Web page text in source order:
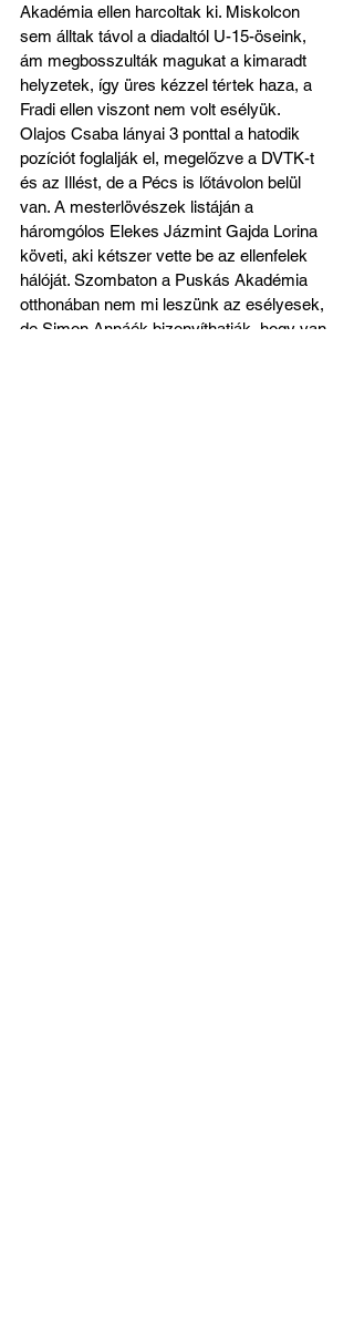
Akadémia ellen harcoltak ki. Miskolcon
sem álltak távol a diadaltól U-15-öseink,
ám megbosszulták magukat a kimaradt
helyzetek, így üres kézzel tértek haza, a
Fradi ellen viszont nem volt esélyük.
Olajos Csaba lányai 3 ponttal a hatodik
pozíciót foglalják el, megelőzve a DVTK-t
és az Illést, de a Pécs is lőtávolon belül
van. A mesterlövészek listáján a
háromgólos Elekes Jázmint Gajda Lorina
követi, aki kétszer vette be az ellenfelek
hálóját. Szombaton a Puskás Akadémia
otthonában nem mi leszünk az esélyesek,
de Simon Annáék bizonyíthatják, hogy van